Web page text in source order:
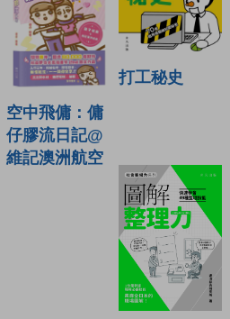
空中飛傭：傭
仔膠流日記@
維記澳洲航空
打工秘史